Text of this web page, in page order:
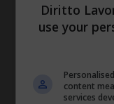
I
queste
Essi possono
lettera di
Diritto
use your
content
services